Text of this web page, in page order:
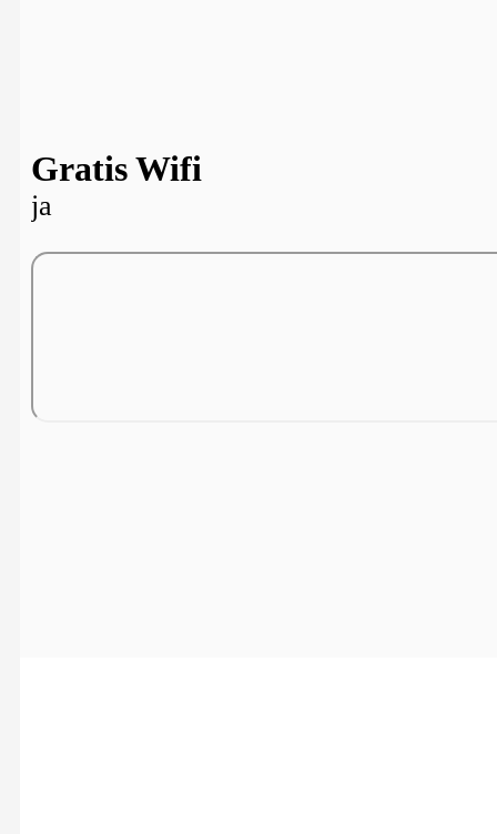
Gratis Wifi
ja